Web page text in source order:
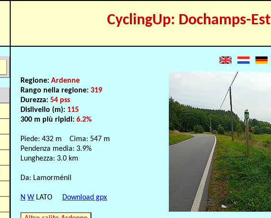
CyclingUp: Dochamps-Est
Regione:Ardenne
Rango nella regione:319
Durezza:54 pss
Dislivello (m): 115
300 m più ripidi:6.2%
Piede: 432 m Cima: 547 m
Pendenza media: 3.9%
Lunghezza: 3.0 km
Da: Lamorménil
N W LATO Download gpx